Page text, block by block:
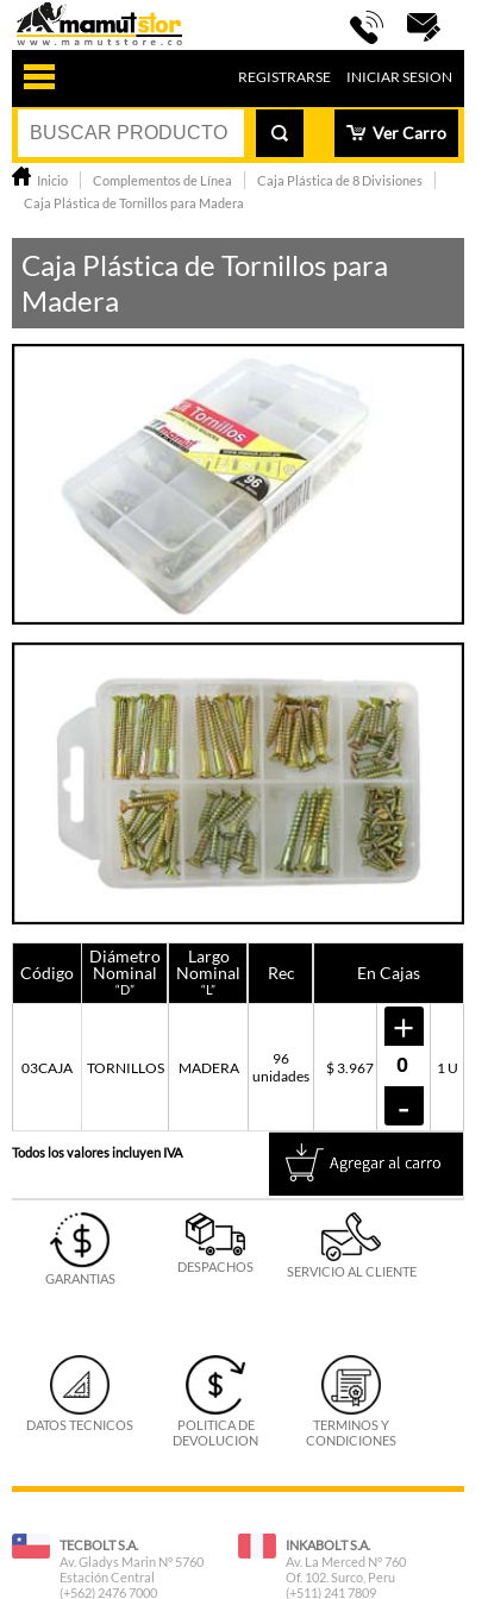
REGISTRARSE INICIAR SESION
Ver Carro
Inicio Complementos de Línea
Caja Plástica de 8 Divisiones
Caja Plástica de Tornillos para Madera
Caja Plástica de Tornillos para
Madera
Código
Diámetro
Nominal
“D”
Largo
Nominal
“L”
Rec En Cajas
03CAJA TORNILLOS MADERA
96
unidades
$ 3.967 1 U
Todos los valores incluyen IVA
GARANTIAS
DESPACHOS SERVICIO AL CLIENTE
DATOS TECNICOS
POLITICA DE
DEVOLUCION
TERMINOS Y
CONDICIONES
TECBOLT S.A.
Av. Gladys Marin N° 5760
Estación Central
(+562) 2476 7000
INKABOLT S.A.
Av. La Merced N° 760
Of. 102. Surco, Peru
(+511) 241 7809